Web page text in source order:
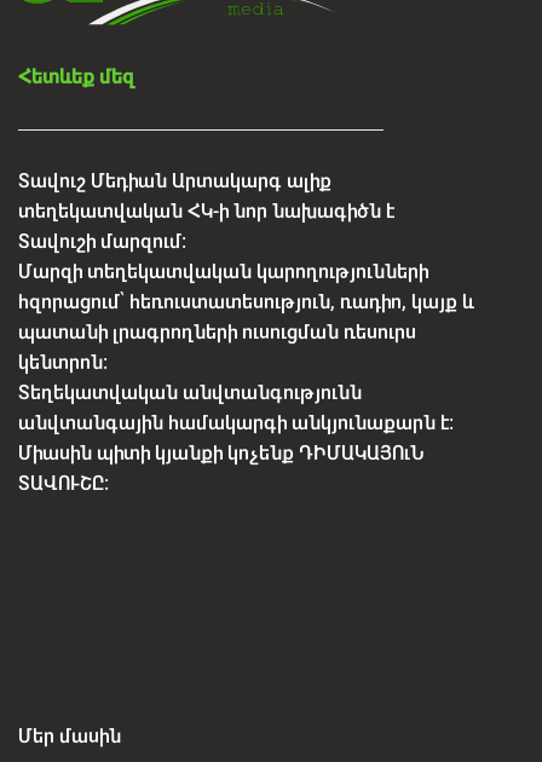
Հետևեք մեզ
Տավուշ Մեդիան Արտակարգ ալիք
տեղեկատվական ՀԿ-ի նոր նախագիծն է
Տավուշի մարզում:
Մարզի տեղեկատվական կարողությունների
հզորացում՝ հեռուստատեսություն, ռադիո, կայք և
պատանի լրագրողների ուսուցման ռեսուրս
կենտրոն:
Տեղեկատվական անվտանգությունն
անվտանգային համակարգի անկյունաքարն է:
Միասին պիտի կյանքի կոչենք ԴԻՄԱԿԱՅՈւՆ
ՏԱՎՈՒՇԸ:
Մեր մասին